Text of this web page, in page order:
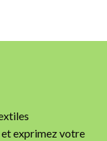
et exprimez votre